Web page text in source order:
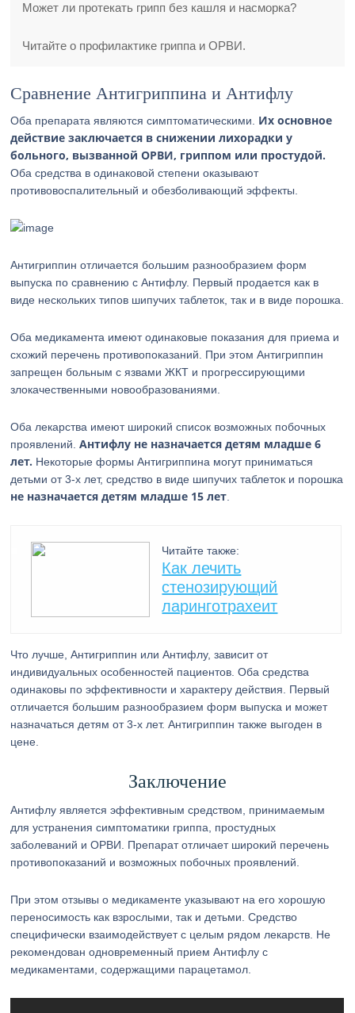
Может ли протекать грипп без кашля и насморка?
Читайте о профилактике гриппа и ОРВИ.
Сравнение Антигриппина и Антифлу
Оба препарата являются симптоматическими. Их основное
действие заключается в снижении лихорадки у
больного, вызванной ОРВИ, гриппом или простудой.
Оба средства в одинаковой степени оказывают
противовоспалительный и обезболивающий эффекты.
Антигриппин отличается большим разнообразием форм
выпуска по сравнению с Антифлу. Первый продается как в
виде нескольких типов шипучих таблеток, так и в виде порошка.
Оба медикамента имеют одинаковые показания для приема и
схожий перечень противопоказаний. При этом Антигриппин
запрещен больным с язвами ЖКТ и прогрессирующими
злокачественными новообразованиями.
Оба лекарства имеют широкий список возможных побочных
проявлений.Антифлу не назначается детям младше 6
лет. Некоторые формы Антигриппина могут приниматься
детьми от 3-х лет, средство в виде шипучих таблеток и порошка
не назначается детям младше 15 лет
Читайте также:
Как лечить
стенозирующий
ларинготрахеит
Что лучше, Антигриппин или Антифлу, зависит от
индивидуальных особенностей пациентов. Оба средства
одинаковы по эффективности и характеру действия. Первый
отличается большим разнообразием форм выпуска и может
назначаться детям от 3-х лет. Антигриппин также выгоден в
цене.
Заключение
Антифлу является эффективным средством, принимаемым
для устранения симптоматики гриппа, простудных
заболеваний и ОРВИ. Препарат отличает широкий перечень
противопоказаний и возможных побочных проявлений.
При этом отзывы о медикаменте указывают на его хорошую
переносимость как взрослыми, так и детьми. Средство
специфически взаимодействует с целым рядом лекарств. Не
рекомендован одновременный прием Антифлу с
медикаментами, содержащими парацетамол.